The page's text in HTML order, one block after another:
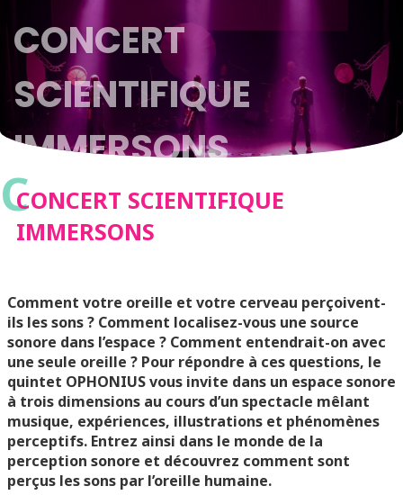
CONCERT
SCIENTIFIQUE
IMMERSONS
CCONCERT SCIENTIFIQUE
IMMERSONS
Comment votre oreille et votre cerveau perçoivent-
ils les sons ? Comment localisez-vous une source
sonore dans l’espace ? Comment entendrait-on avec
une seule oreille ? Pour répondre à ces questions, le
quintet OPHONIUS vous invite dans un espace sonore
à trois dimensions au cours d’un spectacle mêlant
musique, expériences, illustrations et phénomènes
perceptifs. Entrez ainsi dans le monde de la
perception sonore et découvrez comment sont
perçus les sons par l’oreille humaine.